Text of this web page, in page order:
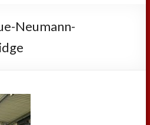
Neumann-